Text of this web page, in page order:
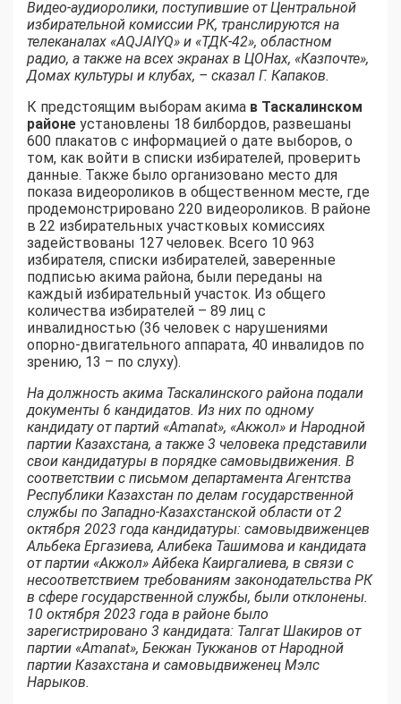
Видео-аудиоролики, поступившие от Центральной
избирательной комиссии РК, транслируются на
телеканалах «AQJAIYQ» и «ТДК-42», областном
радио, а также на всех экранах в ЦОНах, «Казпочте»,
Домах культуры и клубах, – сказал Г. Капаков.
К предстоящим выборам акима в Таскалинском
районе установлены 18 билбордов, развешаны
600 плакатов с информацией о дате выборов, о
том, как войти в списки избирателей, проверить
данные. Также было организовано место для
показа видеороликов в общественном месте, где
продемонстрировано 220 видеороликов. В районе
в 22 избирательных участковых комиссиях
задействованы 127 человек. Всего 10 963
избирателя, списки избирателей, заверенные
подписью акима района, были переданы на
каждый избирательный участок. Из общего
количества избирателей – 89 лиц с
инвалидностью (36 человек с нарушениями
опорно-двигательного аппарата, 40 инвалидов по
зрению, 13 – по слуху).
На должность акима Таскалинского района подали
документы 6 кандидатов. Из них по одному
кандидату от партий «Amanat», «Акжол» и Народной
партии Казахстана, а также 3 человека представили
свои кандидатуры в порядке самовыдвижения. В
соответствии с письмом департамента Агентства
Республики Казахстан по делам государственной
службы по Западно-Казахстанской области от 2
октября 2023 года кандидатуры: самовыдвиженцев
Альбека Ергазиева, Алибека Ташимова и кандидата
от партии «Акжол» Айбека Каиргалиева, в связи с
несоответствием требованиям законодательства РК
в сфере государственной службы, были отклонены.
10 октября 2023 года в районе было
зарегистрировано 3 кандидата: Талгат Шакиров от
партии «Amanat», Бекжан Тукжанов от Народной
партии Казахстана и самовыдвиженец Мэлс
Нарыков.